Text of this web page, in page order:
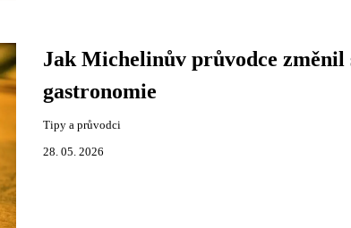
Jak Michelinův průvodce změnil
gastronomie
Tipy a průvodci
28. 05. 2026